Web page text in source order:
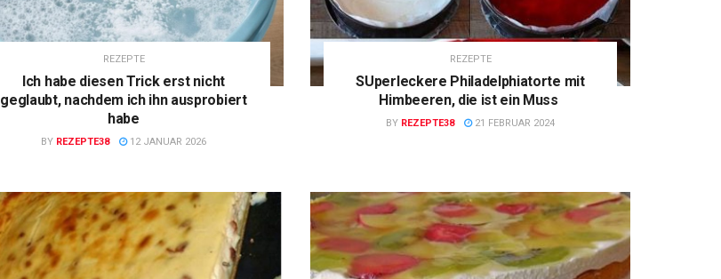
REZEPTE
Ich habe diesen Trick erst nicht
geglaubt, nachdem ich ihn ausprobiert
habe
BY REZEPTE38 12 JANUAR 2026
REZEPTE
SUperleckere Philadelphiatorte mit
Himbeeren, die ist ein Muss
BY REZEPTE38 21 FEBRUAR 2024